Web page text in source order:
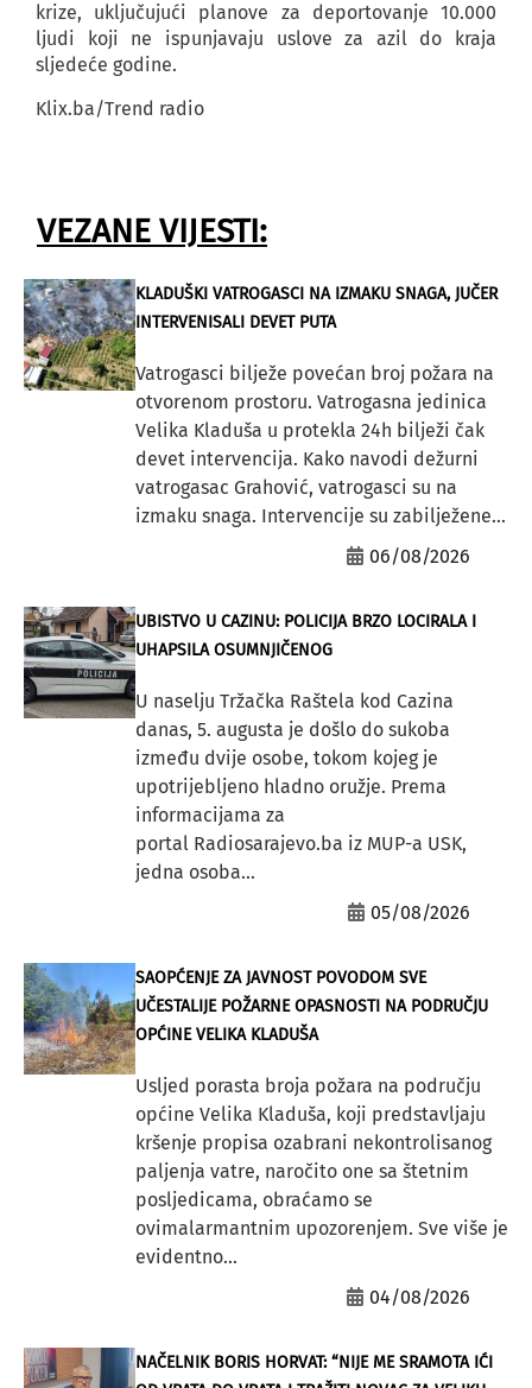
krize, uključujući planove za deportovanje 10.000
ljudi koji ne ispunjavaju uslove za azil do kraja
sljedeće godine.
Klix.ba/Trend radio
VEZANE VIJESTI:
KLADUŠKI VATROGASCI NA IZMAKU SNAGA, JUČER
INTERVENISALI DEVET PUTA
Vatrogasci bilježe povećan broj požara na
otvorenom prostoru. Vatrogasna jedinica
Velika Kladuša u protekla 24h bilježi čak
devet intervencija. Kako navodi dežurni
vatrogasac Grahović, vatrogasci su na
izmaku snaga. Intervencije su zabilježene...
06/08/2026
UBISTVO U CAZINU: POLICIJA BRZO LOCIRALA I
UHAPSILA OSUMNJIČENOG
U naselju Tržačka Raštela kod Cazina
danas, 5. augusta je došlo do sukoba
između dvije osobe, tokom kojeg je
upotrijebljeno hladno oružje. Prema
informacijama za
portal Radiosarajevo.ba iz MUP-a USK,
jedna osoba...
05/08/2026
SAOPĆENJE ZA JAVNOST POVODOM SVE
UČESTALIJE POŽARNE OPASNOSTI NA PODRUČJU
OPĆINE VELIKA KLADUŠA
Usljed porasta broja požara na području
općine Velika Kladuša, koji predstavljaju
kršenje propisa ozabrani nekontrolisanog
paljenja vatre, naročito one sa štetnim
posljedicama, obraćamo se
ovimalarmantnim upozorenjem. Sve više je
evidentno...
04/08/2026
NAČELNIK BORIS HORVAT: “NIJE ME SRAMOTA IĆI